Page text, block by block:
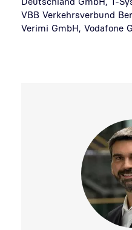
VBB Verkehrsverbund
Verimi GmbH, Vodafone